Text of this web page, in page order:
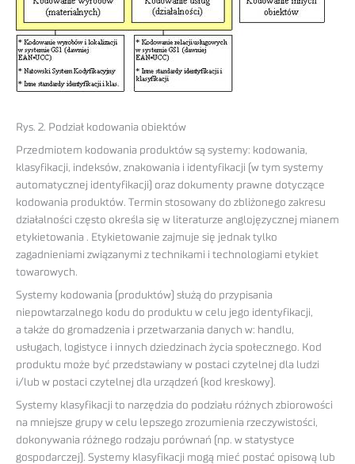
Rys. 2. Podział kodowania obiektów
Przedmiotem kodowania produktów są systemy: kodowania,
klasyfikacji, indeksów, znakowania i identyfikacji (w tym systemy
automatycznej identyfikacji) oraz dokumenty prawne dotyczące
kodowania produktów. Termin stosowany do zbliżonego zakresu
działalności często określa się w literaturze anglojęzycznej mianem
etykietowania . Etykietowanie zajmuje się jednak tylko
zagadnieniami związanymi z technikami i technologiami etykiet
towarowych.
Systemy kodowania (produktów) służą do przypisania
niepowtarzalnego kodu do produktu w celu jego identyfikacji,
a także do gromadzenia i przetwarzania danych w: handlu,
usługach, logistyce i innych dziedzinach życia społecznego. Kod
produktu może być przedstawiany w postaci czytelnej dla ludzi
i/lub w postaci czytelnej dla urządzeń (kod kreskowy).
Systemy klasyfikacji to narzędzia do podziału różnych zbiorowości
na mniejsze grupy w celu lepszego zrozumienia rzeczywistości,
dokonywania różnego rodzaju porównań (np. w statystyce
gospodarczej). Systemy klasyfikacji mogą mieć postać opisową lub